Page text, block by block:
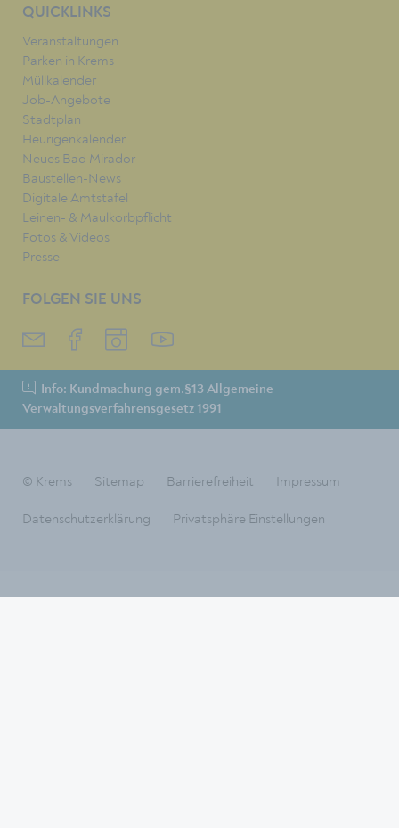
QUICKLINKS
Veranstaltungen
Parken in Krems
Müllkalender
Job-Angebote
Stadtplan
Heurigenkalender
Neues Bad Mirador
Baustellen-News
Digitale Amtstafel
Leinen- & Maulkorbpflicht
Fotos & Videos
Presse
FOLGEN SIE UNS
Info: Kundmachung gem.§13 Allgemeine
Verwaltungsverfahrensgesetz 1991
© Krems Sitemap Barrierefreiheit Impressum
Datenschutzerklärung Privatsphäre Einstellungen